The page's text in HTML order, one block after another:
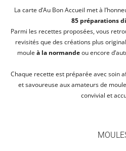
La carte d’Au Bon Accueil met à
85 préparations
Parmi les recettes proposées, vous
revisités que des créations plus
moule à la normandeou encore
Chaque recette est préparée avec soin
et savoureuse aux amateurs de
convivial et